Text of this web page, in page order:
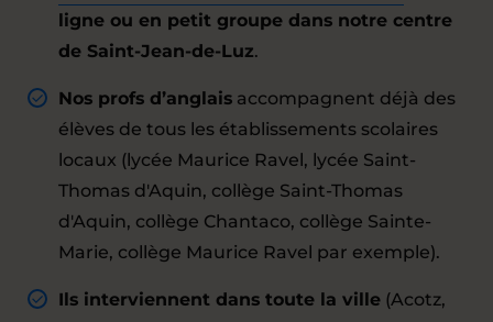
ligne ou en petit groupe dans notre centre
de Saint-Jean-de-Luz.
Nos profs d’anglais accompagnent déjà des
élèves de tous les établissements scolaires
locaux (lycée Maurice Ravel, lycée Saint-
Thomas d'Aquin, collège Saint-Thomas
d'Aquin, collège Chantaco, collège Sainte-
Marie, collège Maurice Ravel par exemple).
Ils interviennent dans toute la ville (Acotz,